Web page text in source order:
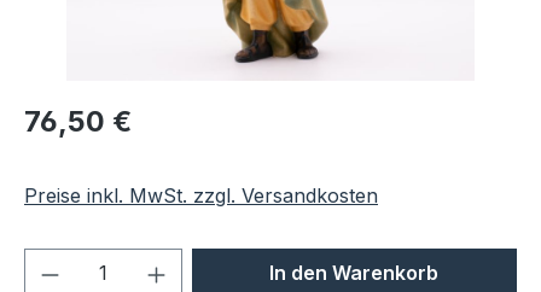
Regulärer Preis:
76,50 €
Preise inkl. MwSt. zzgl. Versandkosten
Produkt Anzahl: Gib denIn den Warenkorb